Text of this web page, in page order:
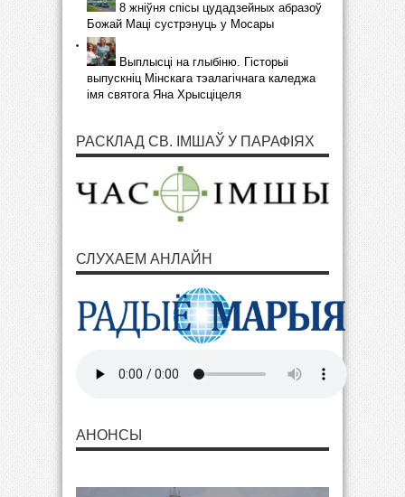
8 жніўня спісы цудадзейных абразоў
Божай Маці сустрэнуць у Мосары
Выплысці на глыбіню. Гісторыі
выпускніц Мінскага тэалагічнага каледжа
імя святога Яна Хрысціцеля
РАСКЛАД СВ. ІМШАЎ У ПАРАФІЯХ
СЛУХАЕМ АНЛАЙН
АНОНСЫ